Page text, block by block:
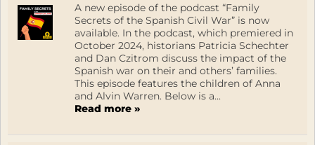
A new episode of the podcast “Family
Secrets of the Spanish Civil War” is now
available. In the podcast, which premiered in
October 2024, historians Patricia Schechter
and Dan Czitrom discuss the impact of the
Spanish war on their and others’ families.
This episode features the children of Anna
and Alvin Warren. Below is a...
Read more »